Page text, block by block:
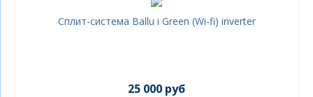
Сплит-система Ballu i Green (Wi-fi) inverter
25 000 руб